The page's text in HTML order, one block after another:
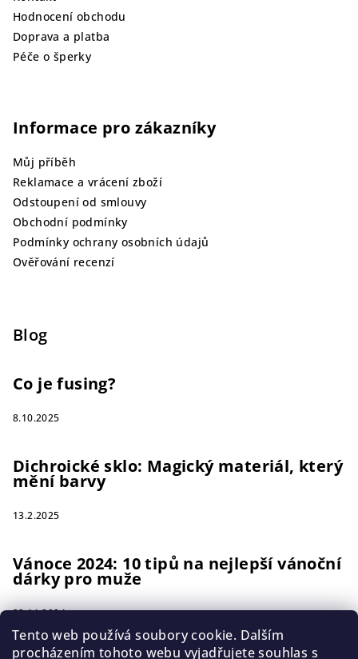
Tento web používá soubory cookie. Dalším
procházením tohoto webu vyjadřujete souhlas s
Hodnocení obchodu
Doprava a platba
Péče o šperky
Informace pro zákazníky
Můj příběh
Reklamace a vrácení zboží
Odstoupení od smlouvy
Obchodní podmínky
Podmínky ochrany osobních údajů
Ověřování recenzí
Blog
Co je fusing?
8.10.2025
Dichroické sklo: Magický materiál, který
mění barvy
13.2.2025
Vánoce 2024: 10 tipů na nejlepší vánoční
dárky pro muže
22.11.2024